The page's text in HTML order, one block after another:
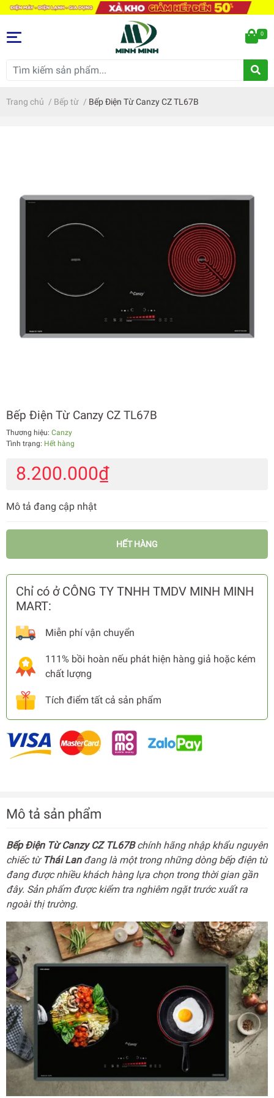
0
Trang chủ / Bếp từ / Bếp Điện Từ Canzy CZ TL67B
Bếp Điện Từ Canzy CZ TL67B
Thương hiệu: Canzy
Tình trạng: Hết hàng
8.200.000₫
Mô tả đang cập nhật
HẾT HÀNG
Chỉ có ở CÔNG TY TNHH TMDV MINH MINH
MART:
Miễn phí vận chuyển
111% bồi hoàn nếu phát hiện hàng giả hoặc kém
chất lượng
Tích điểm tất cả sản phẩm
Mô tả sản phẩm
Bếp Điện TừCanzy CZ TL67Bchính hãng nhập khẩu nguyên
chiếc từ Thái Lanđang là một trong những dòng bếp điện từ
đang được nhiều khách hàng lựa chọn trong thời gian gần
đây. Sản phẩm được kiểm tra nghiêm ngặt trước xuất ra
ngoài thị trường.